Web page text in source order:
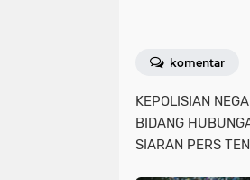
komentar
KEPOLISIAN
BIDANG
SIARAN PERS